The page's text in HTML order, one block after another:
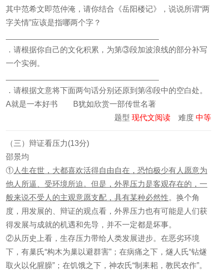
其中范希文即范仲淹，请你结合《岳阳楼记》，说说所谓“两
字关情”应该是指哪两个字？
．请根据你自己的文化积累，为第③段加波浪线的部分补写
一个实例。
．请根据文意将下面两句话分别还原到第④段中的空白处。
A就是一本好书 B犹如欣赏一部传世名著
题型 现代文阅读 难度 中等
（三）辩证看压力(13分)
邵景均
① 人生在世，大都喜欢活得自由自在，恐怕极少有人愿意为
他人所逼、受环境所迫。但是，外界压力是客观存在的，一
般来说不受人的主观意愿支配，具有某种必然性。换个角
度，用发展的、辩证的观点看，外界压力也有可能是人们获
得发展与成就的机遇和先导，并不一定都是坏事。
②从历史上看，生存压力带给人类发展进步。在恶劣环境
下，有巢氏“构木为巢以避群害”；在病痛之下，燧人氏“钻燧
取火以化腥臊”；在饥饿之下，神农氏“制耒耜，教民农作”。